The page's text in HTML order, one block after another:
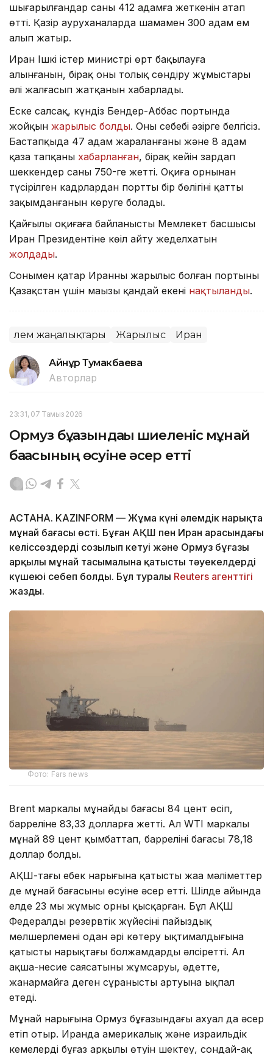
шығарылғандар саны 412 адамға жеткенін атап
өтті. Қазір ауруханаларда шамамен 300 адам ем
алып жатыр.
Иран Ішкі істер министрі өрт бақылауға
алынғанын, бірақ оны толық сөндіру жұмыстары
әлі жалғасып жатқанын хабарлады.
Еске салсақ, күндіз Бендер-Аббас портында
жойқын жарылыс болды. Оның себебі әзірге белгісіз.
Бастапқыда 47 адам жараланғаны және 8 адам
қаза тапқаны хабарланған, бірақ кейін зардап
шеккендер саны 750-ге жетті. Оқиға орнынан
түсірілген кадрлардан порттың бір бөлігінің қатты
зақымданғанын көруге болады.
Қайғылы оқиғаға байланысты Мемлекет басшысы
Иран Президентіне көңіл айту жеделхатын
жолдады.
Сонымен қатар Иранның жарылыс болған портының
Қазақстан үшін маңызы қандай екені нақтыланды.
Әлем жаңалықтары Жарылыс Иран
Айнұр Тумакбаева
Авторлар
23:31, 07 Тамыз 2026
Ормуз бұғазындағы шиеленіс мұнай
бағасының өсуіне әсер етті
АСТАНА. KAZINFORM — Жұма күні әлемдік нарықта
мұнай бағасы өсті. Бұған АҚШ пен Иран арасындағы
келіссөздердің созылып кетуі және Ормуз бұғазы
арқылы мұнай тасымалына қатысты тәуекелдердің
күшеюі себеп болды. Бұл туралы Reuters агенттігі
жазды.
Фото: Fars news
Brent маркалы мұнайдың бағасы 84 цент өсіп,
барреліне 83,33 долларға жетті. Ал WTI маркалы
мұнай 89 цент қымбаттап, баррелінің бағасы 78,18
доллар болды.
АҚШ-тағы еңбек нарығына қатысты жаңа мәліметтер
де мұнай бағасының өсуіне әсер етті. Шілде айында
елде 23 мың жұмыс орны қысқарған. Бұл АҚШ
Федералды резервтік жүйесінің пайыздық
мөлшерлемені одан әрі көтеру ықтималдығына
қатысты нарықтағы болжамдарды әлсіретті. Ал
ақша-несие саясатының жұмсаруы, әдетте,
жанармайға деген сұраныстың артуына ықпал
етеді.
Мұнай нарығына Ормуз бұғазындағы ахуал да әсер
етіп отыр. Иранда америкалық және израильдік
кемелердің бұғаз арқылы өтуін шектеу, сондай-ақ